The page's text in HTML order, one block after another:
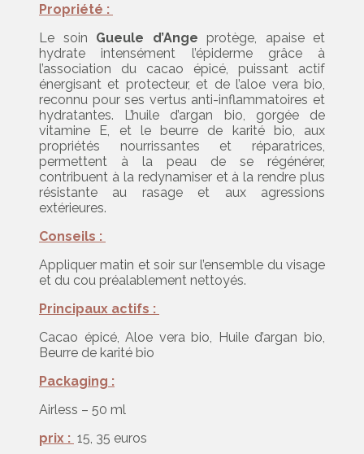
Propriété :
Le soin Gueule d’Ange protège, apaise et
hydrate intensément l’épiderme grâce à
l’association du cacao épicé, puissant actif
énergisant et protecteur, et de l’aloe vera bio,
reconnu pour ses vertus anti-inflammatoires et
hydratantes. L’huile d’argan bio, gorgée de
vitamine E, et le beurre de karité bio, aux
propriétés nourrissantes et réparatrices,
permettent à la peau de se régénérer,
contribuent à la redynamiser et à la rendre plus
résistante au rasage et aux agressions
extérieures.
Conseils :
Appliquer matin et soir sur l’ensemble du visage
et du cou préalablement nettoyés.
Principaux actifs :
Cacao épicé, Aloe vera bio, Huile d’argan bio,
Beurre de karité bio
Packaging :
Airless – 50 ml
prix : 15, 35 euros